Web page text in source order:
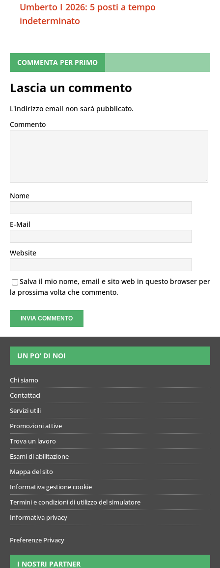
Umberto I 2026: 5 posti a tempo
indeterminato
COMMENTA PER PRIMO
Lascia un commento
L'indirizzo email non sarà pubblicato.
Commento
Nome
E-Mail
Website
Salva il mio nome, email e sito web in questo browser per
la prossima volta che commento.
UN PO’ DI NOI
Chi siamo
Contattaci
Servizi utili
Promozioni attive
Trova un lavoro
Esami di abilitazione
Mappa del sito
Informativa gestione cookie
Termini e condizioni di utilizzo del simulatore
Informativa privacy
Preferenze Privacy
I NOSTRI PARTNER